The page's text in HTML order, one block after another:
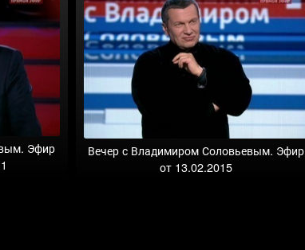
Эфир
Вечер с Владимиром Соловьевым. Эфир
от 13.02.2015